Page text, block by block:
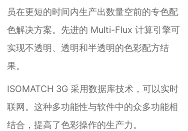
员在更短的时间内生产出数量空前的专色配
色解决方案。先进的 Multi-Flux 计算引擎可
实现不透明、透明和半透明的色彩配方结
果。
ISOMATCH 3G 采用数据库技术，可以实时
联网。这种多功能性与软件中的众多功能相
结合，提高了色彩操作的生产力。